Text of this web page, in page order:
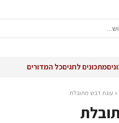
מתכונים לחגיםכל המדורים
» עוגת דבש מתובלת